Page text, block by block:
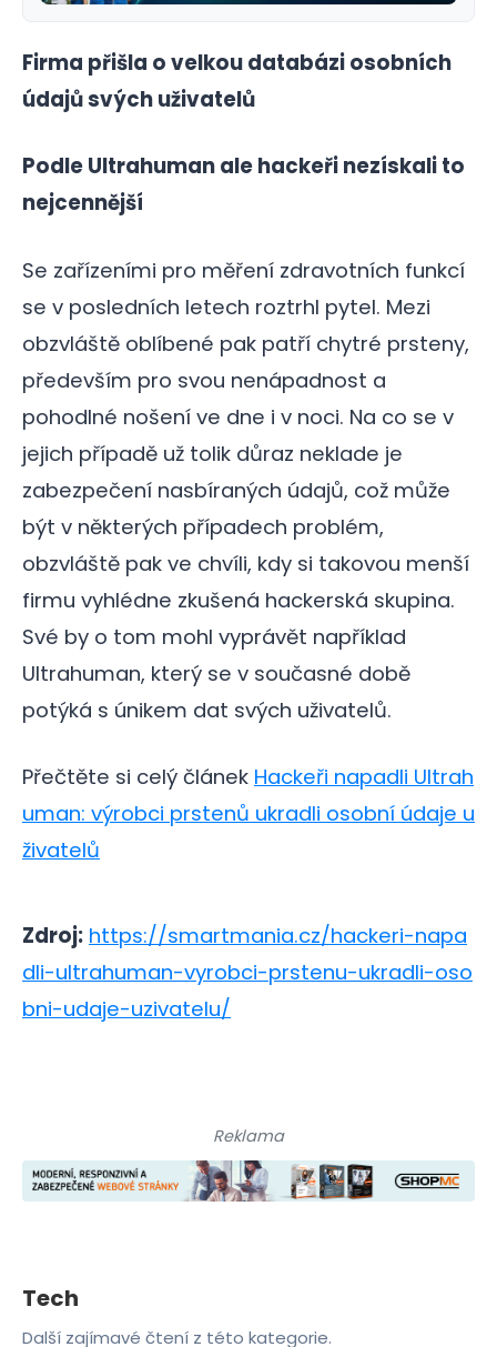
Firma přišla o velkou databázi osobních
údajů svých uživatelů
Podle Ultrahuman ale hackeři nezískali to
nejcennější
Se zařízeními pro měření zdravotních funkcí
se v posledních letech roztrhl pytel. Mezi
obzvláště oblíbené pak patří chytré prsteny,
především pro svou nenápadnost a
pohodlné nošení ve dne i v noci. Na co se v
jejich případě už tolik důraz neklade je
zabezpečení nasbíraných údajů, což může
být v některých případech problém,
obzvláště pak ve chvíli, kdy si takovou menší
firmu vyhlédne zkušená hackerská skupina.
Své by o tom mohl vyprávět například
Ultrahuman, který se v současné době
potýká s únikem dat svých uživatelů.
Přečtěte si celý článek Hackeři napadli Ultrah
uman: výrobci prstenů ukradli osobní údaje u
živatelů
Zdroj: https://smartmania.cz/hackeri-napa
dli-ultrahuman-vyrobci-prstenu-ukradli-oso
bni-udaje-uzivatelu/
Reklama
Tech
Další zajímavé čtení z této kategorie.